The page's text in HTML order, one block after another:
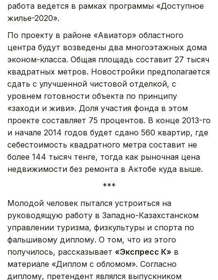
работа ведется в рамках программы «Доступное
жилье-2020».
По проекту в районе «Авиатор» областного
центра будут возведены два многоэтажных дома
эконом-класса. Общая площадь составит 27 тысяч
квадратных метров. Новостройки предполагается
сдать с улучшенной чистовой отделкой, с
уровнем готовности объекта по принципу
«заходи и живи». Доля участия фонда в этом
проекте составляет 75 процентов. В конце 2013-го
и начале 2014 годов будет сдано 560 квартир, где
себестоимость квадратного метра составит не
более 144 тысяч тенге, тогда как рыночная цена
недвижимости без ремонта в Актобе куда выше.
***
Молодой человек пытался устроиться на
руководящую работу в Западно-Казахстанском
управлении туризма, физкультуры и спорта по
фальшивому диплому. О том, что из этого
получилось, рассказывает «Экспресс К» в
материале «Диплом с обломом». Согласно
диплому, претендент являлся выпускником